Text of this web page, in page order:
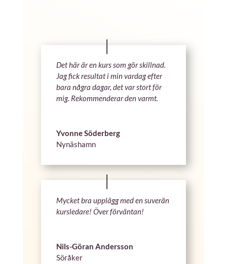
Det här är en kurs som gör skillnad.
Jag fick resultat i min vardag efter
bara några dagar, det var stort för
mig. Rekommenderar den varmt.
Yvonne Söderberg
Nynäshamn
Mycket bra upplägg med en suverän
kursledare! Över förväntan!
Nils-Göran Andersson
Söråker